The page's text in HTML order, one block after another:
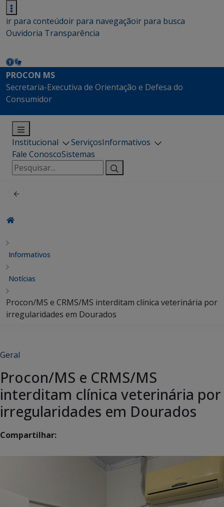
ir para conteúdoir para navegaçãoir para busca
Ouvidoria Transparência
PROCON MS
Secretaria-Executiva de Orientação e Defesa do
Consumidor
Institucional ServiçosInformativos
Fale ConoscoSistemas
Pesquisar
por:
Informativos
Notícias
Procon/MS e CRMS/MS interditam clínica veterinária por
irregularidades em Dourados
Geral
Procon/MS e CRMS/MS
interditam clínica veterinária por
irregularidades em Dourados
Compartilhar: